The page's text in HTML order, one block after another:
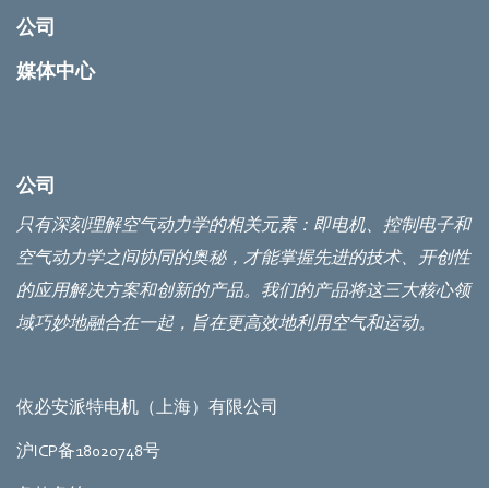
公司
媒体中心
公司
只有深刻理解空气动力学的相关元素：即电机、控制电子和
空气动力学之间协同的奥秘，才能掌握先进的技术、开创性
的应用解决方案和创新的产品。我们的产品将这三大核心领
域巧妙地融合在一起，旨在更高效地利用空气和运动。
依必安派特电机（上海）有限公司
沪ICP备18020748号